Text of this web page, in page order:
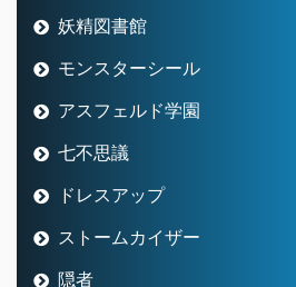
妖精図書館
モンスターシール
アスフェルド学園
七不思議
ドレスアップ
ストームカイザー
隠者